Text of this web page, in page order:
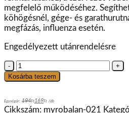
megfelelő működéséhez.
köhögésnél, gége- és
megfázás, influenza esetén.
Engedélyezett utánrendelésre
Myrobalan
Lung.12
tüdőtisztító
Kosárba teszem
Egységár: 194Ft169Ft /db
Cikkszám: myrobalan-021